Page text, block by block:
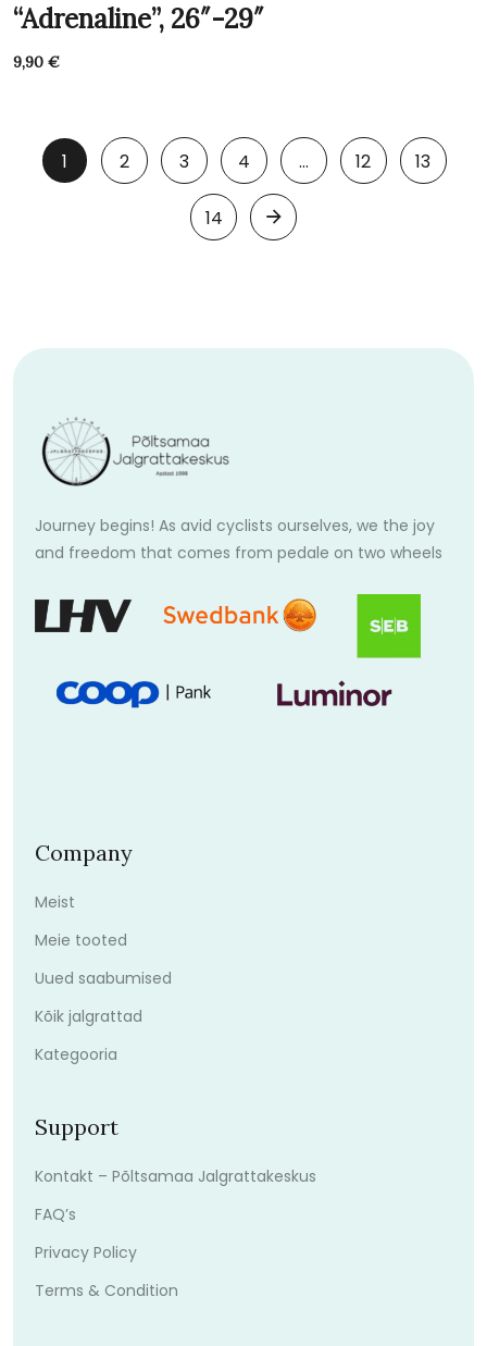
“Adrenaline”, 26″-29″
9,90 €
1 2 3 4 … 12 13
14
Journey begins! As avid cyclists ourselves, we the joy
and freedom that comes from pedale on two wheels
Company
Meist
Meie tooted
Uued saabumised
Kõik jalgrattad
Kategooria
Support
Kontakt – Põltsamaa Jalgrattakeskus
FAQ’s
Privacy Policy
Terms & Condition